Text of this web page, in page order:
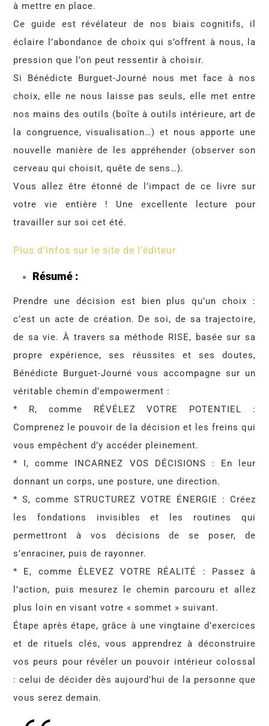
à mettre en place.
Ce guide est révélateur de nos biais cognitifs, il
éclaire l’abondance de choix qui s’offrent à nous, la
pression que l’on peut ressentir à choisir.
Si Bénédicte Burguet-Journé nous met face à nos
choix, elle ne nous laisse pas seuls, elle met entre
nos mains des outils (boîte à outils intérieure, art de
la congruence, visualisation…) et nous apporte une
nouvelle manière de les appréhender (observer son
cerveau qui choisit, quête de sens…).
Vous allez être étonné de l’impact de ce livre sur
votre vie entière ! Une excellente lecture pour
travailler sur soi cet été.
Plus d’infos sur le site de l’éditeur
Résumé :
Prendre une décision est bien plus qu’un choix :
c’est un acte de création. De soi, de sa trajectoire,
de sa vie. À travers sa méthode RISE, basée sur sa
propre expérience, ses réussites et ses doutes,
Bénédicte Burguet-Journé vous accompagne sur un
véritable chemin d’empowerment :
* R, comme RÉVÉLEZ VOTRE POTENTIEL :
Comprenez le pouvoir de la décision et les freins qui
vous empêchent d’y accéder pleinement.
* I, comme INCARNEZ VOS DÉCISIONS : En leur
donnant un corps, une posture, une direction.
* S, comme STRUCTUREZ VOTRE ÉNERGIE : Créez
les fondations invisibles et les routines qui
permettront à vos décisions de se poser, de
s’enraciner, puis de rayonner.
* E, comme ÉLEVEZ VOTRE RÉALITÉ : Passez à
l’action, puis mesurez le chemin parcouru et allez
plus loin en visant votre « sommet » suivant.
Étape après étape, grâce à une vingtaine d’exercices
et de rituels clés, vous apprendrez à déconstruire
vos peurs pour révéler un pouvoir intérieur colossal
: celui de décider dès aujourd’hui de la personne que
vous serez demain.